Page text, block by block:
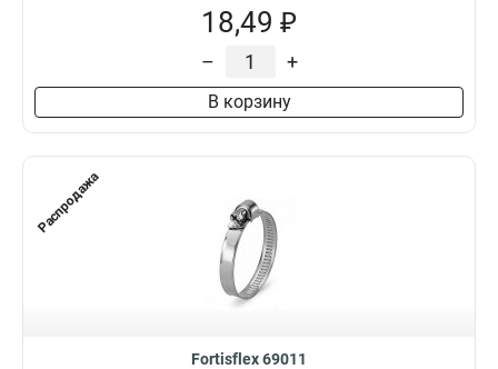
18,49 ₽
– +
В корзину
Распродажа
Fortisflex 69011